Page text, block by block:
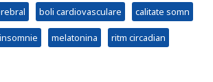
boli cardiovasculare calitate somn
insomnie melatonina ritm circadian